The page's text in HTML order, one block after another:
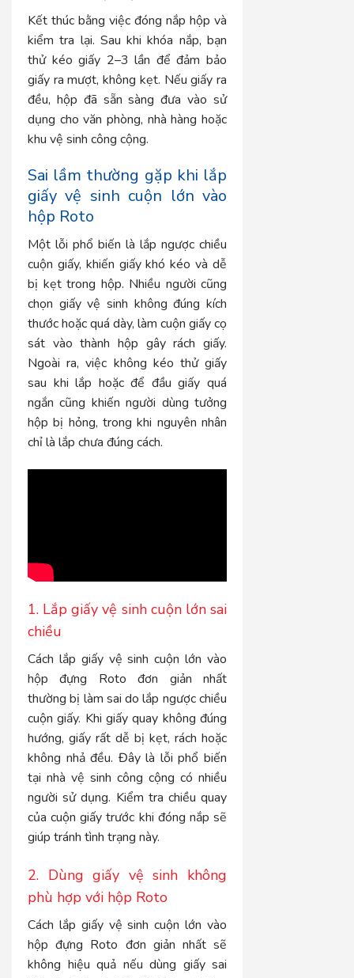
Kết thúc bằng việc đóng nắp hộp và
kiểm tra lại. Sau khi khóa nắp, bạn
thử kéo giấy 2–3 lần để đảm bảo
giấy ra mượt, không kẹt. Nếu giấy ra
đều, hộp đã sẵn sàng đưa vào sử
dụng cho văn phòng, nhà hàng hoặc
khu vệ sinh công cộng.
Sai lầm thường gặp khi lắp
giấy vệ sinh cuộn lớn vào
hộp Roto
Một lỗi phổ biến là lắp ngược chiều
cuộn giấy, khiến giấy khó kéo và dễ
bị kẹt trong hộp. Nhiều người cũng
chọn giấy vệ sinh không đúng kích
thước hoặc quá dày, làm cuộn giấy cọ
sát vào thành hộp gây rách giấy.
Ngoài ra, việc không kéo thử giấy
sau khi lắp hoặc để đầu giấy quá
ngắn cũng khiến người dùng tưởng
hộp bị hỏng, trong khi nguyên nhân
chỉ là lắp chưa đúng cách.
1. Lắp giấy vệ sinh cuộn lớn sai
chiều
Cách lắp giấy vệ sinh cuộn lớn vào
hộp đựng Roto đơn giản nhất
thường bị làm sai do lắp ngược chiều
cuộn giấy. Khi giấy quay không đúng
hướng, giấy rất dễ bị kẹt, rách hoặc
không nhả đều. Đây là lỗi phổ biến
tại nhà vệ sinh công cộng có nhiều
người sử dụng. Kiểm tra chiều quay
của cuộn giấy trước khi đóng nắp sẽ
giúp tránh tình trạng này.
2. Dùng giấy vệ sinh không
phù hợp với hộp Roto
Cách lắp giấy vệ sinh cuộn lớn vào
hộp đựng Roto đơn giản nhất sẽ
không hiệu quả nếu dùng giấy sai